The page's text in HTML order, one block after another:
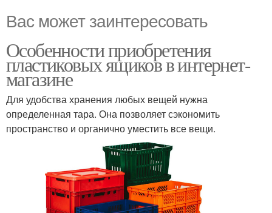
Вас может заинтересовать
Особенности приобретения
пластиковых ящиков в интернет-
магазине
Для удобства хранения любых вещей нужна
определенная тара. Она позволяет сэкономить
пространство и органично уместить все вещи.